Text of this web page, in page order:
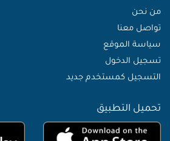
من نحن
تواصل معنا
سياسة الموقع
تسجيل الدخول
التسجيل كمستخدم جديد
تحميل التطبيق